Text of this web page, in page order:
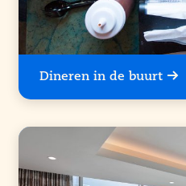
Dineren in de buurt